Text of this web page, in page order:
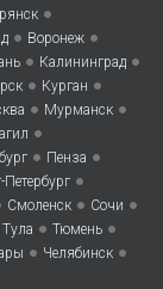
•
• Воронеж •
• Калининград •
• Курган •
• Мурманск •
•
• Пенза •
Петербург •
Смоленск • Сочи •
Тула • Тюмень •
• Челябинск •